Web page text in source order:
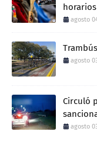
agosto
agosto
Circuló
agosto